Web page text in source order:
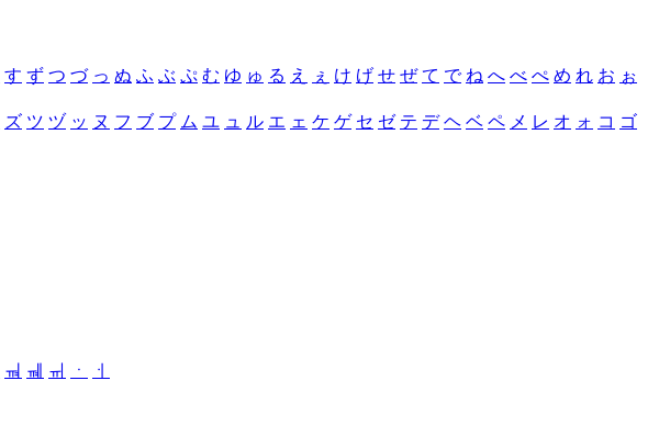
す ず つ づ っ ぬ ふ ぶ ぷ む ゆ ゅ る え ぇ け げ せ ぜ て で ね へ べ ぺ め れ お ぉ
ズ ツ ヅ ッ ヌ フ ブ プ ム ユ ュ ル エ ェ ケ ゲ セ ゼ テ デ ヘ ベ ペ メ レ オ ォ コ ゴ
ㆊ ㆋ ㆌ ㆍ
ㆎ